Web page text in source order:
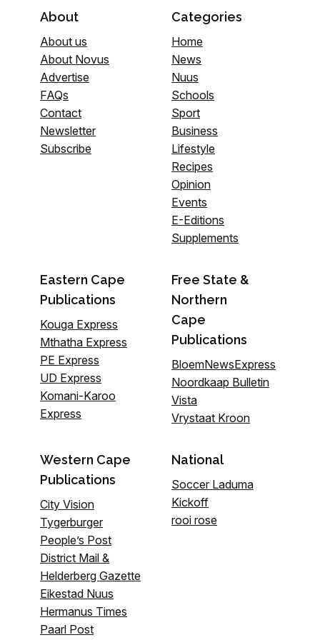
About
About us
About Novus
Advertise
FAQs
Contact
Newsletter
Subscribe
Categories
Home
News
Nuus
Schools
Sport
Business
Lifestyle
Recipes
Opinion
Events
E-Editions
Supplements
Eastern Cape
Publications
Kouga Express
Mthatha Express
PE Express
UD Express
Komani-Karoo
Express
Free State &
Northern
Cape
Publications
BloemNewsExpress
Noordkaap Bulletin
Vista
Vrystaat Kroon
Western Cape
Publications
City Vision
Tygerburger
People’s Post
District Mail &
Helderberg Gazette
Eikestad Nuus
Hermanus Times
Paarl Post
National
Soccer Laduma
Kickoff
rooi rose